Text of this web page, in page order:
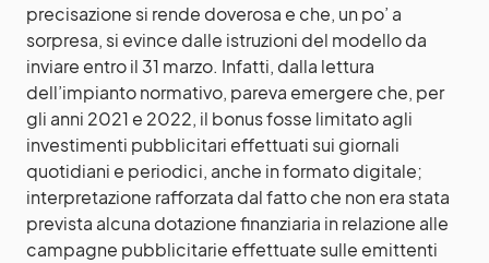
precisazione si rende doverosa e che, un po’ a
sorpresa, si evince dalle istruzioni del modello da
inviare entro il 31 marzo. Infatti, dalla lettura
dell’impianto normativo, pareva emergere che, per
gli anni 2021 e 2022, il bonus fosse limitato agli
investimenti pubblicitari effettuati sui giornali
quotidiani e periodici, anche in formato digitale;
interpretazione rafforzata dal fatto che non era stata
prevista alcuna dotazione finanziaria in relazione alle
campagne pubblicitarie effettuate sulle emittenti